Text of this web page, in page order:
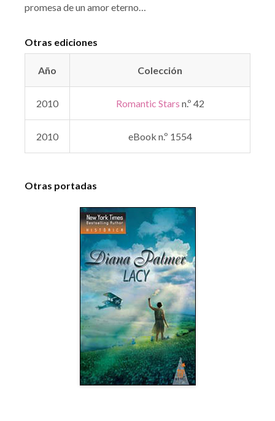
promesa de un amor eterno…
Otras ediciones
Año Colección
2010 Romantic Stars n.º 42
2010 eBook n.º 1554
Otras portadas